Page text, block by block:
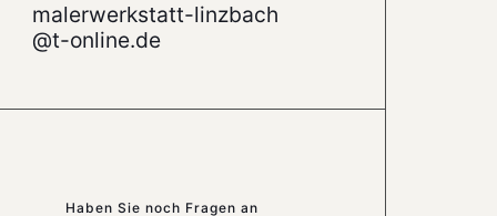
malerwerkstatt-linzbach
@t-online.de
Haben Sie noch Fragen an